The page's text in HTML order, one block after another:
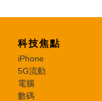
科技焦點
iPhone
5G流動
電腦
數碼